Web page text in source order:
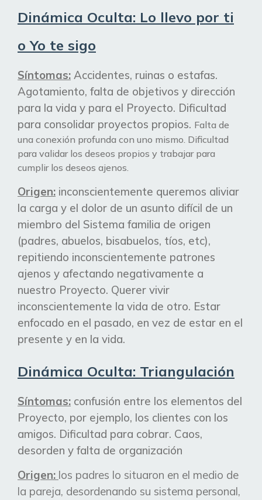
Dinámica Oculta: Lo llevo por ti
o Yo te sigo
Síntomas: Accidentes, ruinas o estafas.
Agotamiento, falta de objetivos y dirección
para la vida y para el Proyecto. Dificultad
para consolidar proyectos propios. Falta de
una conexión profunda con uno mismo. Dificultad
para validar los deseos propios y trabajar para
cumplir los deseos ajenos.
Origen: inconscientemente queremos aliviar
la carga y el dolor de un asunto difícil de un
miembro del Sistema familia de origen
(padres, abuelos, bisabuelos, tíos, etc),
repitiendo inconscientemente patrones
ajenos y afectando negativamente a
nuestro Proyecto. Querer vivir
inconscientemente la vida de otro. Estar
enfocado en el pasado, en vez de estar en el
presente y en la vida.
Dinámica Oculta: Triangulación
Síntomas: confusión entre los elementos del
Proyecto, por ejemplo, los clientes con los
amigos. Dificultad para cobrar. Caos,
desorden y falta de organización
Origen: los padres lo situaron en el medio de
la pareja, desordenando su sistema personal,